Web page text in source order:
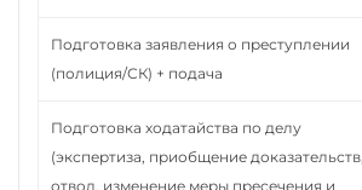
Подготовка заявления о преступлении
(полиция/СК) + подача
Подготовка ходатайства по делу
(экспертиза, приобщение доказательств,
отвод, изменение меры пресечения и